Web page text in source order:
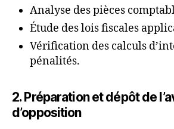
Analyse des pièces
Étude des lois fiscales
Vérification des calculs
pénalités.
2. Préparation et dépôt de
d’opposition